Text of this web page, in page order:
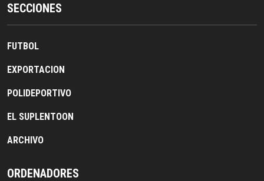
SECCIONES
FUTBOL
EXPORTACION
POLIDEPORTIVO
EL SUPLENTOON
ARCHIVO
ORDENADORES